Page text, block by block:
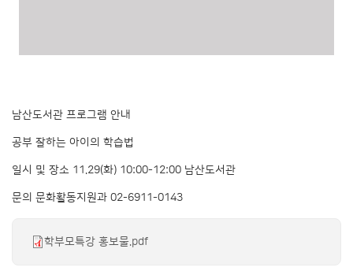
남산도서관 프로그램 안내
공부 잘하는 아이의 학습법
일시 및 장소 11.29(화) 10:00-12:00 남산도서관
문의 문화활동지원과 02-6911-0143
학부모특강 홍보물.pdf